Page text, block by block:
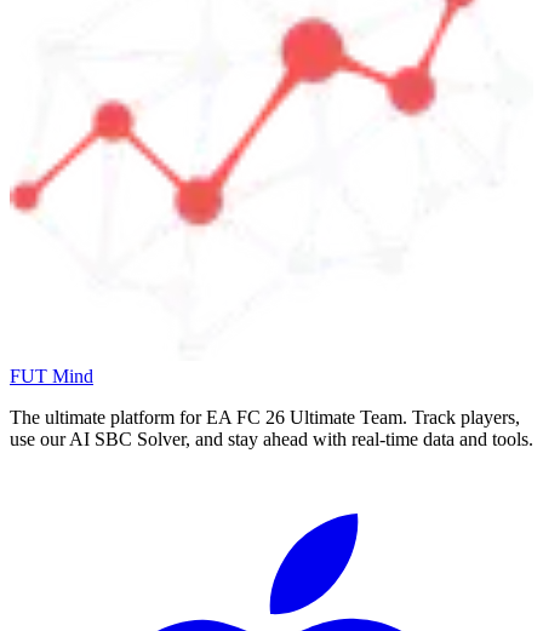
FUT Mind
The ultimate platform for EA FC 26 Ultimate Team. Track players,
use our AI SBC Solver, and stay ahead with real-time data and tools.